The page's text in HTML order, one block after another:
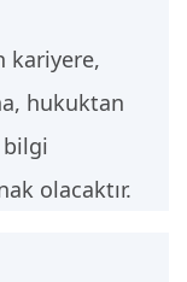
kariyere,
hukuktan
bilgi
olacaktır.